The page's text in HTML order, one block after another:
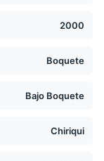
2000
Boquete
Bajo Boquete
Chiriqui